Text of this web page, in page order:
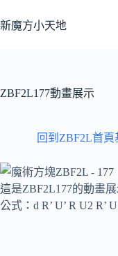
至
容
新魔方小天地
ZBF2L177動畫展示
回到ZBF2L首頁
這是ZBF2L177的動畫
公式：d R’ U’ R U2 R’